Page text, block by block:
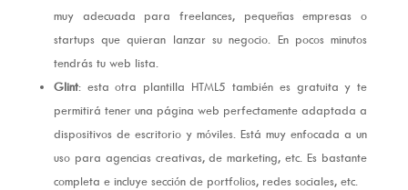
muy adecuada para freelances, pequeñas empresas o
startups que quieran lanzar su negocio. En pocos minutos
tendrás tu web lista.
Glint: esta otra plantilla HTML5 también es gratuita y te
permitirá tener una página web perfectamente adaptada a
dispositivos de escritorio y móviles. Está muy enfocada a un
uso para agencias creativas, de marketing, etc. Es bastante
completa e incluye sección de portfolios, redes sociales, etc.